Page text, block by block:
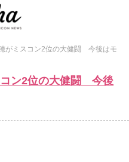
がミスコン2位の大健闘 今後はモ
ン2位の大健闘 今後